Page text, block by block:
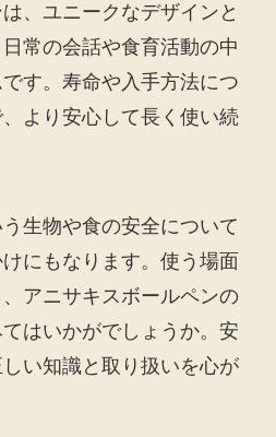
、ユニークなデザインと
常の会話や食育活動の中
す。寿命や入手方法につ
より安心して長く使い続
生物や食の安全について
にもなります。使う場面
アニサキスボールペンの
はいかがでしょうか。安
い知識と取り扱いを心が